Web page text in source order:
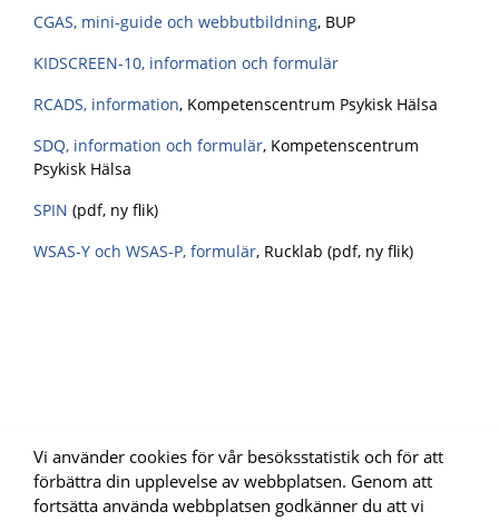
CGAS, mini-guide och webbutbildning, BUP
KIDSCREEN-10, information och formulär
RCADS, information, Kompetenscentrum Psykisk Hälsa
SDQ, information och formulär, Kompetenscentrum
Psykisk Hälsa
SPIN (pdf, ny flik)
WSAS-Y och WSAS-P, formulär, Rucklab (pdf, ny flik)
Vi använder cookies för vår besöksstatistik och för att
förbättra din upplevelse av webbplatsen. Genom att
fortsätta använda webbplatsen godkänner du att vi